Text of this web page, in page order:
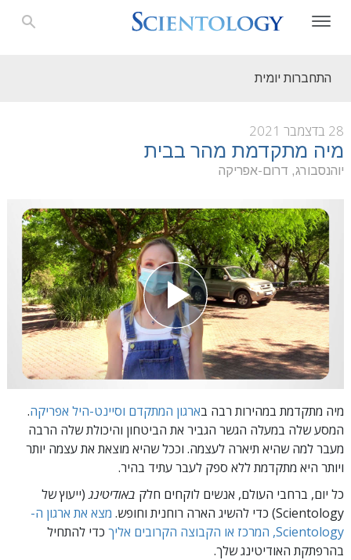
התחברות יומית
28 בדצמבר 2021
מיה מתקדמת מהר בבית
יוהנסבורג, דרום-אפריקה
מיה מתקדמת במהירות רבה בארגון המתקדם וסיינט-היל אפריקה.
המסע שלה במעלה הגשר הגביר את הביטחון והיכולת שלה הרבה
מעבר למה שהיא תיארה לעצמה. וככל שהיא מוצאת את עצמה יותר
ויותר היא מתקדמת ללא ספק לעבר עתיד בהיר.
כל יום, ברחבי העולם, אנשים לוקחים חלק באודיטינג(ייעוץ של
Scientology) כדי להשיג הארה רוחנית וחופש.
מצא את ארגון ה-
Scientology, המרכז או הקבוצה הקרובים אליך
כדי להתחיל
בהרפתקת האודיטינג שלך.